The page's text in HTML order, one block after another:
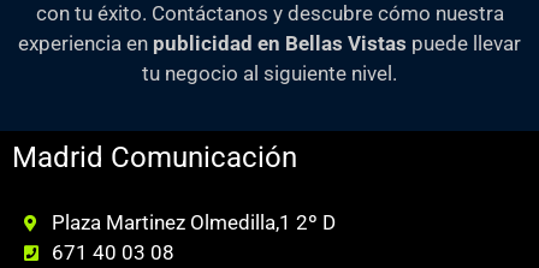
con tu éxito. Contáctanos y descubre cómo nuestra
experiencia en publicidad en Bellas Vistas puede llevar
tu negocio al siguiente nivel.
Madrid Comunicación
Plaza Martinez Olmedilla,1 2º D
671 40 03 08